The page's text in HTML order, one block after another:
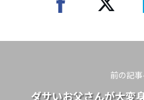
前の記
ダサいお父さんが大変